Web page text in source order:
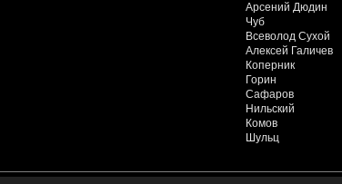
Арсений Дюдин
Чуб
Всеволод Сухой
Алексей Галичев
Коперник
Горин
Сафаров
Нильский
Комов
Шульц